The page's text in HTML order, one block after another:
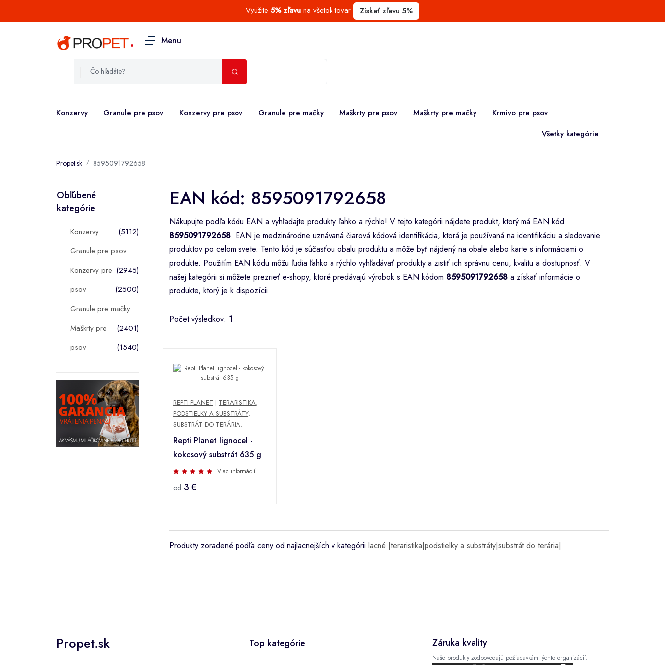
Využite 5% zľavu na všetok tovar Získať zľavu 5%
. Menu
Konzervy Granule pre psov Konzervy pre psov Granule pre mačky Maškrty pre psov Maškrty pre mačky
Krmivo pre psov
Všetky kategórie
Propet.sk 8595091792658
Obľúbené
kategórie
Konzervy
(5112)
Granule pre psov
(2945)
Konzervy pre
psov
(2500)
Granule pre mačky
(2401)
Maškrty pre
psov
(1540)
EAN kód: 8595091792658
Nákupujte podľa kódu EAN a vyhľadajte produkty ľahko a rýchlo! V tejto kategórii nájdete produkt, ktorý má EAN kód
8595091792658. EAN je medzinárodne uznávaná čiarová kódová identifikácia, ktorá je používaná na identifikáciu a sledovanie
produktov po celom svete. Tento kód je súčasťou obalu produktu a môže byť nájdený na obale alebo karte s informáciami o
produkte. Použitím EAN kódu môžu ľudia ľahko a rýchlo vyhľadávať produkty a zistiť ich správnu cenu, kvalitu a dostupnosť. V
našej kategórii si môžete prezrieť e-shopy, ktoré predávajú výrobok s EAN kódom 8595091792658 a získať informácie o
produkte, ktorý je k dispozícii.
Počet výsledkov: 1
REPTI PLANET | TERARISTIKA,
PODSTIELKY A SUBSTRÁTY,
SUBSTRÁT DO TERÁRIA,
Repti Planet lignocel -
kokosový substrát 635 g
Viac informácií
od 3 €
Produkty zoradené podľa ceny od najlacnejších v kategórii lacné |teraristika|podstielky a substráty|substrát do terária|
Propet.sk Top kategórie Záruka kvality
Naše produkty zodpovedajú požiadavkám týchto organizácií: